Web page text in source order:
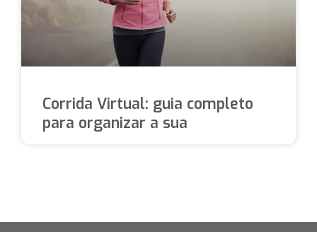
Corrida Virtual: guia completo
para organizar a sua